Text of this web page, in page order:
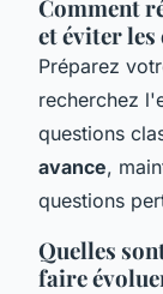
Comment
et éviter
Préparez
recherchez
questions
avance,
questions
Quelles
faire